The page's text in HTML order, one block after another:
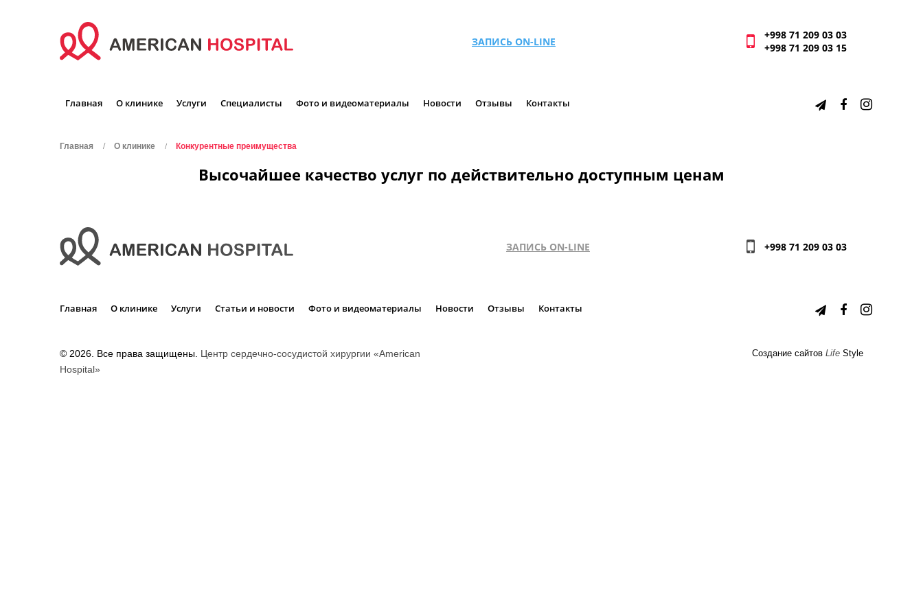
ЗАПИСЬ ON-LINE
+998 71 209 03 03
+998 71 209 03 15
Главная О клинике Услуги Специалисты Фото и видеоматериалы Новости Отзывы Контакты
Главная О клинике Конкурентные преимущества
Высочайшее качество услуг по действительно доступным ценам
ЗАПИСЬ ON-LINE +998 71 209 03 03
Главная О клинике Услуги Статьи и новости Фото и видеоматериалы Новости Отзывы Контакты
© 2026 . Все права защищены. Центр сердечно-сосудистой хирургии «American
Hospital»
Создание сайтов Life Style